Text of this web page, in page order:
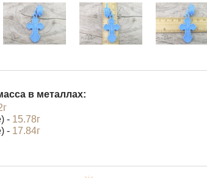
в металлах:
- 15.78г
- 17.84г